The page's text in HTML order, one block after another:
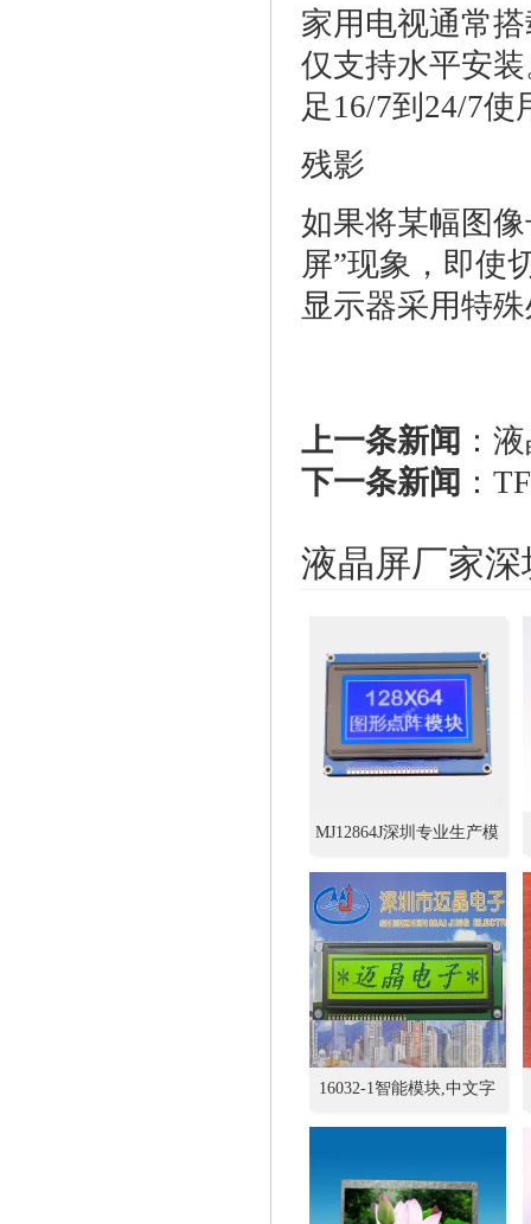
家用电视通常
仅支持水平安
足16/7到24/7
残影
如果将某幅图
屏”现象，即使
显示器采用特
上一条新闻 ：
下一条新闻 ：
液晶屏厂家
MJ12864J深圳专业生产模
组厂,LCD加工定制+设计
128*64,中文字库型
16032-1智能模块,中文字
库.支持串口/并口,单色/彩